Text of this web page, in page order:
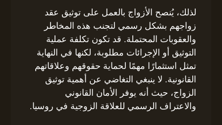
لذلك، يُنصح الأزواج بالعمل على توثيق عقد
زواجهم بشكل رسمي لتجنب هذه المخاطر
والعقوبات المحتملة. قد تكون تكلفة عملية
التوثيق أو الإجرائات مطلوبة، لكنها في النهاية
تمثل استثمارًا مهمًا لحماية حقوقهم وعلاقاتهم
القانونية. لا ينبغي التغاضي عن أهمية توثيق
الزواج، حيث أنه يوفر الأمان القانوني
والاعتراف الرسمي للعلاقة الزوجية في روسيا.